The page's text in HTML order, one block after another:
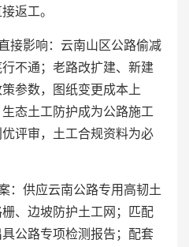
返工。
接影响：云南山区公路偷减
不通；老路改扩建、新建
参数，图纸变更成本上
态土工防护成为公路施工
评审，土工合规资料为必
：供应云南公路专用高韧土
、边坡防护土工网；匹配
公路专项检测报告；配套